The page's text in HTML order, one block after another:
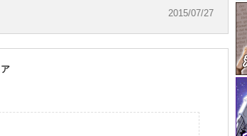
2015/07/27